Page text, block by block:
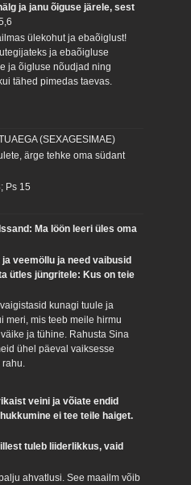
ja janu õiguse järele, sest
ülekohut ja ebaõiglust!
ja ebaõigluse
ja õigluse nõudjad ning
tähed pimedas taevas.
(SEXAGESIMAE)
ärge tehke oma südant
Ps 15
Ma löön leeri üles oma
veemöllu ja need vaibusid
ütles jüngritele: Kus on teie
kunagi tuule ja
meri, mis teeb meile hirmu
ja tühine. Rahusta Sina
ühel päeval vaiksesse
rahu.
veini ja võiate endid
ei tee teile haiget.
tuleb liiderlikkus, vaid
ahvatlusi. See maailm võib